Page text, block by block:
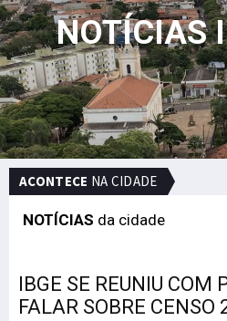
NOTÍCIAS
ACONTECE NA CIDADE
NOTÍCIAS da cidade
IBGE SE REUNIU COM
FALAR SOBRE CENSO